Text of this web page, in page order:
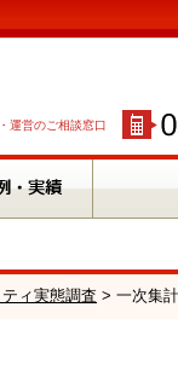
運営のご相談窓口
ィ実態調査 > 一次集